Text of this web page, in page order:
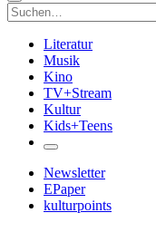
Suche:
Literatur
Musik
Kino
TV+Stream
Kultur
Kids+Teens
Newsletter
EPaper
kulturpoints